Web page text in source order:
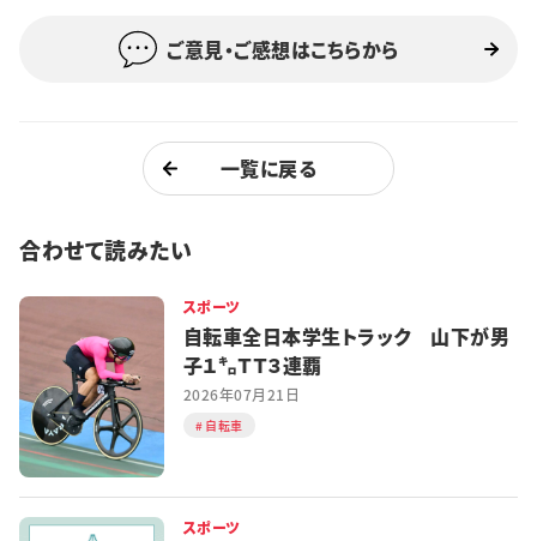
学生記者募集
ご意見・ご感想はこちらから
一覧に戻る
合わせて読みたい
スポーツ
自転車全日本学生トラック 山下が男
子１㌔ＴＴ３連覇
2026年07月21日
自転車
スポーツ